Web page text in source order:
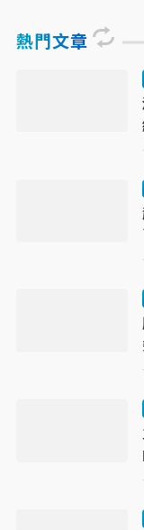
熱門文章